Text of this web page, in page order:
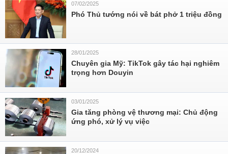
07/02/2025
Phó Thủ tướng nói về bát phở 1 triệu đồng
28/01/2025
Chuyên gia Mỹ: TikTok gây tác hại nghiêm
trọng hơn Douyin
03/01/2025
Gia tăng phòng vệ thương mại: Chủ động
ứng phó, xử lý vụ việc
20/12/2024